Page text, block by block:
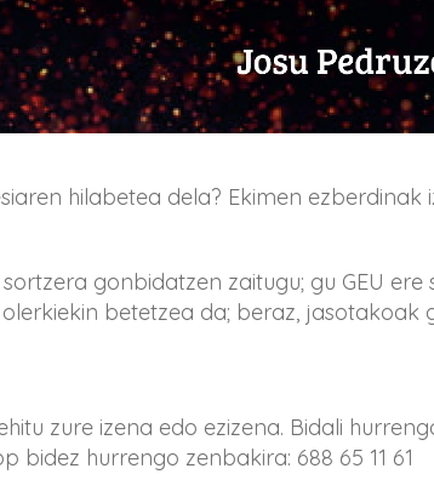
hilabetea dela? Ekimen ezberdinak
gonbidatzen zaitugu; gu GEU
betetzea da; beraz, jasotakoak
zure izena edo ezizena. Bidali
bidez hurrengo zenbakira: 688 65 11 61